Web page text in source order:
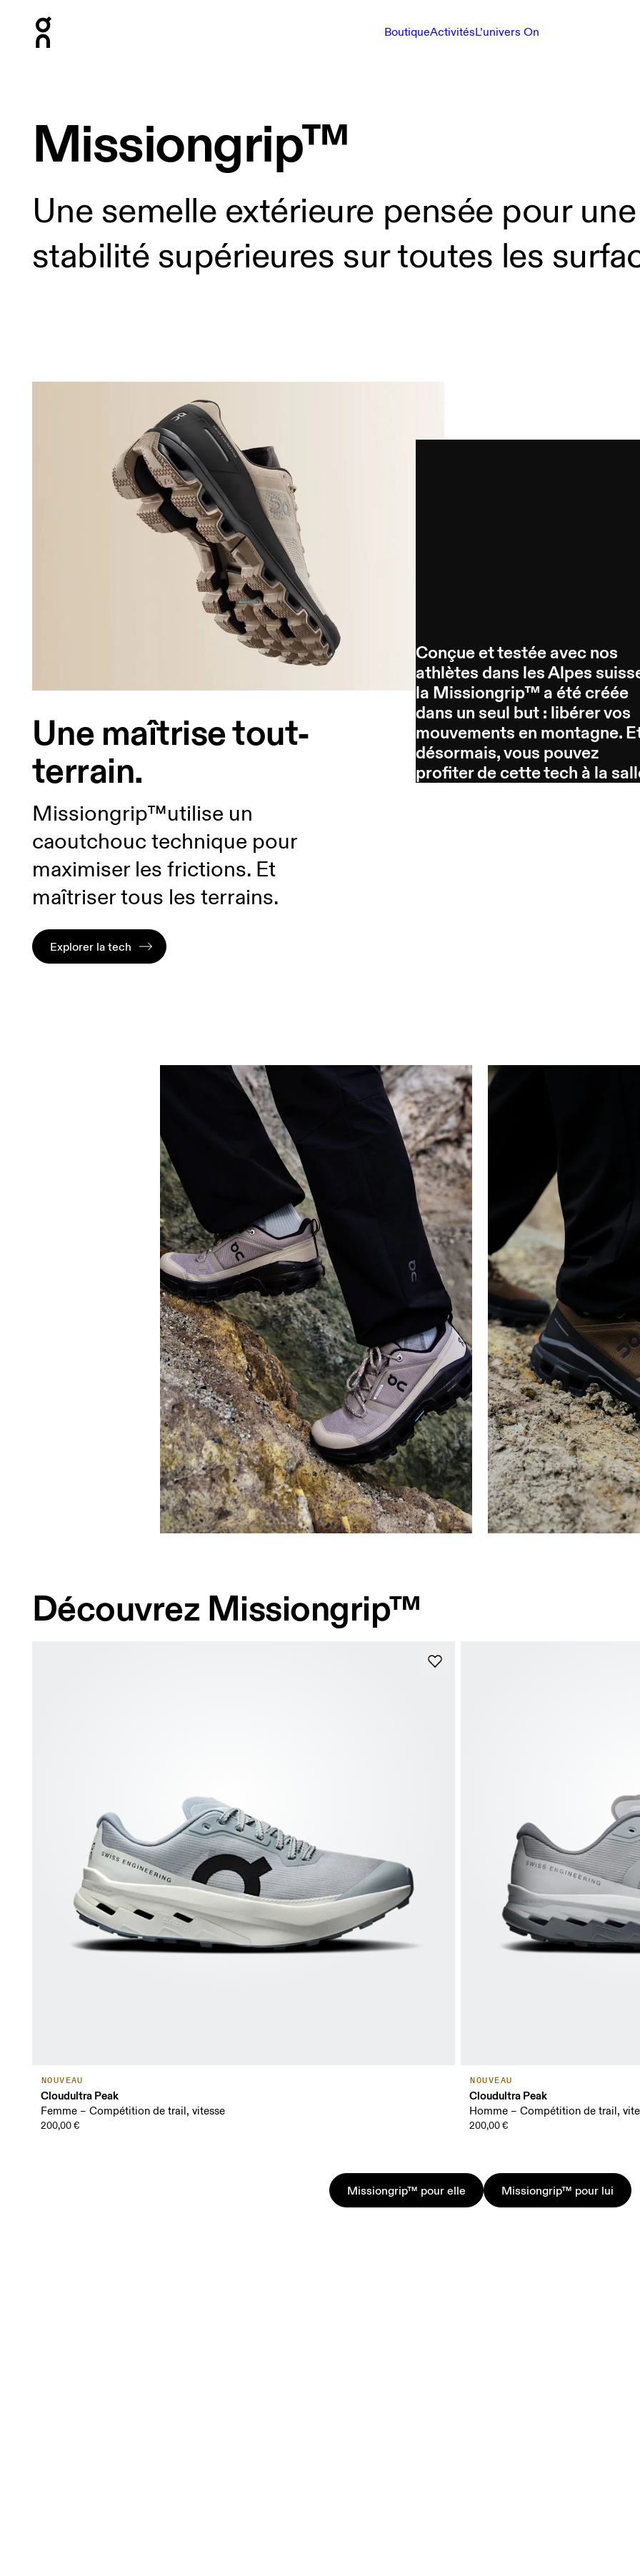
BoutiqueActivitésL’univers On
Missiongrip™
Une semelle extérieure pensée pour
stabilité supérieures sur toutes les
Une maîtrise tout-
terrain.
Missiongrip™utilise un
caoutchouc technique pour
maximiser les frictions. Et
maîtriser tous les terrains.
Explorer la tech
Conçue et testée avec nos
athlètes dans les Alpes
la Missiongrip™ a été créée
dans un seul but : libérer vos
mouvements en montagne.
désormais, vous pouvez
profiter de cette tech à la
Découvrez Missiongrip™
NOUVEAU
Cloudultra Peak
Femme – Compétition de trail, vitesse
200,00 €
NOUVEAU
Cloudultra Peak
Homme – Compétition de trail,
200,00 €
Missiongrip™ pour elle Missiongrip™ pour lui